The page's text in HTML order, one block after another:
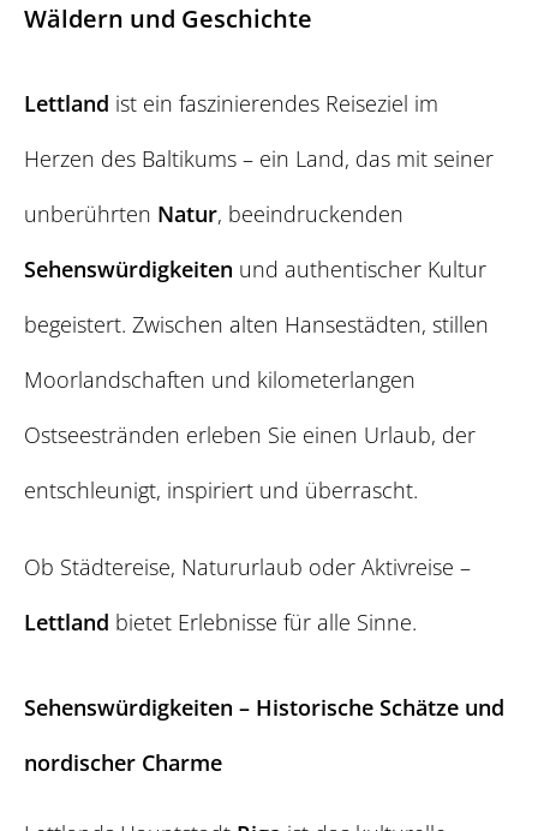
Wäldern und Geschichte
Lettland ist ein faszinierendes Reiseziel im
Herzen des Baltikums – ein Land, das mit seiner
unberührten Natur, beeindruckenden
Sehenswürdigkeiten und authentischer Kultur
begeistert. Zwischen alten Hansestädten, stillen
Moorlandschaften und kilometerlangen
Ostseestränden erleben Sie einen Urlaub, der
entschleunigt, inspiriert und überrascht.
Ob Städtereise, Natururlaub oder Aktivreise –
Lettland bietet Erlebnisse für alle Sinne.
Sehenswürdigkeiten – Historische Schätze und
nordischer Charme